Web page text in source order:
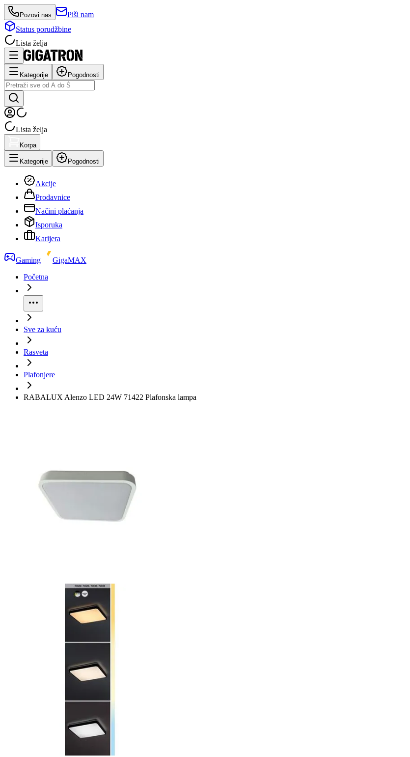
Pozovi nas
Piši nam
Status porudžbine
Lista želja
Kategorije Pogodnosti
Lista želja
Korpa
Kategorije Pogodnosti
Akcije
Prodavnice
Načini plaćanja
Isporuka
Karijera
Gaming
GigaMAX
Početna
Sve za kuću
Rasveta
Plafonjere
RABALUX Alenzo LED 24W 71422 Plafonska lampa